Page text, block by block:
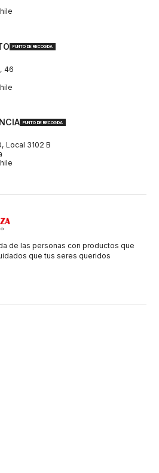
PUNTO DE RECOGIDA
46
PUNTO DE RECOGIDA
Local 3102 B
de las personas con productos que
que tus seres queridos